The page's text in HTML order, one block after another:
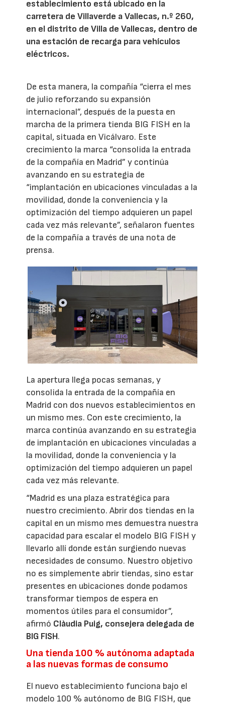
establecimiento está ubicado en la
carretera de Villaverde a Vallecas, n.º 260,
en el distrito de Villa de Vallecas, dentro de
una estación de recarga para vehículos
eléctricos.
De esta manera, la compañía “cierra el mes
de julio reforzando su expansión
internacional”, después de la puesta en
marcha de la primera tienda BIG FISH en la
capital, situada en Vicálvaro. Este
crecimiento la marca “consolida la entrada
de la compañía en Madrid” y continúa
avanzando en su estrategia de
“implantación en ubicaciones vinculadas a la
movilidad, donde la conveniencia y la
optimización del tiempo adquieren un papel
cada vez más relevante”, señalaron fuentes
de la compañía a través de una nota de
prensa.
La apertura llega pocas semanas, y
consolida la entrada de la compañía en
Madrid con dos nuevos establecimientos en
un mismo mes. Con este crecimiento, la
marca continúa avanzando en su estrategia
de implantación en ubicaciones vinculadas a
la movilidad, donde la conveniencia y la
optimización del tiempo adquieren un papel
cada vez más relevante.
“Madrid es una plaza estratégica para
nuestro crecimiento. Abrir dos tiendas en la
capital en un mismo mes demuestra nuestra
capacidad para escalar el modelo BIG FISH y
llevarlo allí donde están surgiendo nuevas
necesidades de consumo. Nuestro objetivo
no es simplemente abrir tiendas, sino estar
presentes en ubicaciones donde podamos
transformar tiempos de espera en
momentos útiles para el consumidor”,
afirmó Clàudia Puig, consejera delegada de
BIG FISH.
Una tienda 100 % autónoma adaptada
a las nuevas formas de consumo
El nuevo establecimiento funciona bajo el
modelo 100 % autónomo de BIG FISH, que